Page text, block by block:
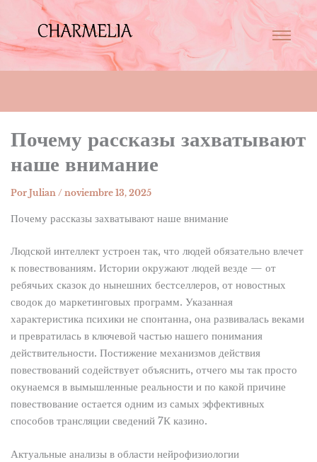
Почему рассказы захватывают
наше внимание
Por Julian / noviembre 13, 2025
Почему рассказы захватывают наше внимание
Людской интеллект устроен так, что людей обязательно влечет
к повествованиям. Истории окружают людей везде — от
ребячьих сказок до нынешних бестселлеров, от новостных
сводок до маркетинговых программ. Указанная
характеристика психики не спонтанна, она развивалась веками
и превратилась в ключевой частью нашего понимания
действительности. Постижение механизмов действия
повествований содействует объяснить, отчего мы так просто
окунаемся в вымышленные реальности и по какой причине
повествование остается одним из самых эффективных
способов трансляции сведений 7К казино.
Актуальные анализы в области нейрофизиологии